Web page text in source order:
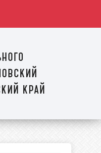
край